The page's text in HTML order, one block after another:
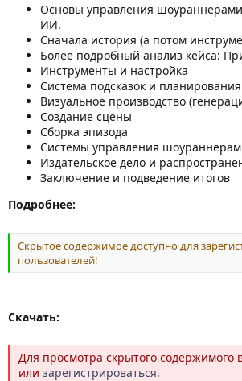
Основы управления
ИИ.
Сначала история (а потом
Более подробный анализ кейса:
Инструменты и настройка
Система подсказок и планирования
Визуальное производство
Создание сцены
Сборка эпизода
Системы управления
Издательское дело и
Заключение и подведение итогов
Подробнее:
Скрытое содержимое доступно для
пользователей!
Скачать:
Для просмотра скрытого
или зарегистрироваться.